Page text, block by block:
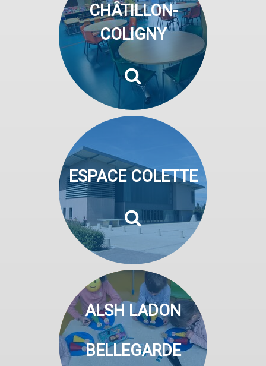
CHÂTILLON-
COLIGNY
ESPACE COLETTE
ALSH LADON
BELLEGARDE